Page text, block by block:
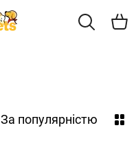
За популярністю